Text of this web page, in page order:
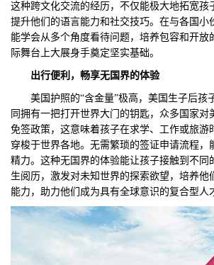
这种跨文化交流的经历，不仅能极大地拓宽孩
提升他们的语言能力和社交技巧。在与各国小
能学会从多个角度看待问题，培养包容和开放
际舞台上大展身手奠定坚实基础。
出行便利，畅享无国界的体验
美国护照的“含金量”极高，美国生子后孩
同拥有一把打开世界大门的钥匙，众多国家对
免签政策，这意味着孩子在求学、工作或旅游
穿梭于世界各地。无需繁琐的签证申请流程，
精力。这种无国界的体验能让孩子接触到不同
生阅历，激发对未知世界的探索欲望，培养他
能力，助力他们成为具有全球意识的复合型人